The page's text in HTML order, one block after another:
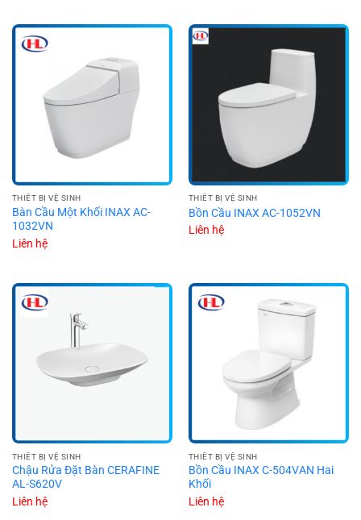
THIẾT BỊ VỆ SINH
Bàn Cầu Một Khối INAX AC-
1032VN
Liên hệ
THIẾT BỊ VỆ SINH
Bồn Cầu INAX AC-1052VN
Liên hệ
THIẾT BỊ VỆ SINH
Chậu Rửa Đặt Bàn CERAFINE
AL-S620V
Liên hệ
THIẾT BỊ VỆ SINH
Bồn Cầu INAX C-504VAN Hai
Khối
Liên hệ